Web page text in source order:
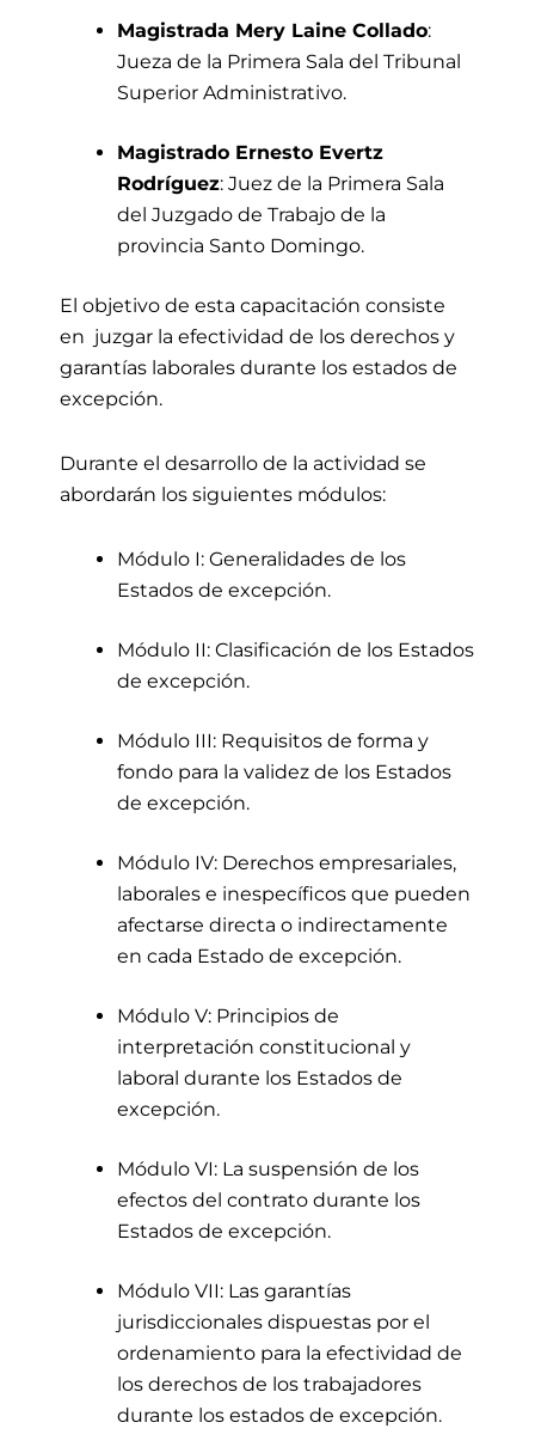
Magistrada Mery Laine Collado:
Jueza de la Primera Sala del Tribunal
Superior Administrativo.
Magistrado Ernesto Evertz
Rodríguez: Juez de la Primera Sala
del Juzgado de Trabajo de la
provincia Santo Domingo.
El objetivo de esta capacitación consiste
en juzgar la efectividad de los derechos y
garantías laborales durante los estados de
excepción.
Durante el desarrollo de la actividad se
abordarán los siguientes módulos:
Módulo I: Generalidades de los
Estados de excepción.
Módulo II: Clasificación de los Estados
de excepción.
Módulo III: Requisitos de forma y
fondo para la validez de los Estados
de excepción.
Módulo IV: Derechos empresariales,
laborales e inespecíficos que pueden
afectarse directa o indirectamente
en cada Estado de excepción.
Módulo V: Principios de
interpretación constitucional y
laboral durante los Estados de
excepción.
Módulo VI: La suspensión de los
efectos del contrato durante los
Estados de excepción.
Módulo VII: Las garantías
jurisdiccionales dispuestas por el
ordenamiento para la efectividad de
los derechos de los trabajadores
durante los estados de excepción.